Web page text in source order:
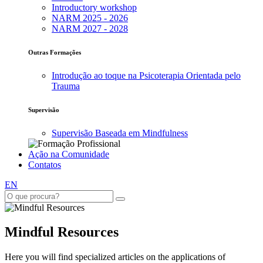
Introductory workshop
NARM 2025 - 2026
NARM 2027 - 2028
Outras Formações
Introdução ao toque na Psicoterapia Orientada pelo
Trauma
Supervisão
Supervisão Baseada em Mindfulness
Ação na Comunidade
Contatos
EN
Mindful Resources
Here you will find specialized articles on the applications of